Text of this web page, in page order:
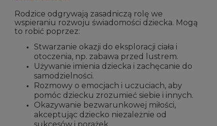
Rodzice odgrywają zasadniczą rolę we
wspieraniu rozwoju świadomości dziecka. Mogą
to robić poprzez:
Stwarzanie okazji do eksploracji ciała i
otoczenia, np. zabawa przed lustrem.
Używanie imienia dziecka i zachęcanie do
samodzielności.
Rozmowy o emocjach i uczuciach, aby
pomóc dziecku zrozumieć siebie i innych.
Okazywanie bezwarunkowej miłości,
akceptując dziecko niezależnie od
sukcesów i porażek.